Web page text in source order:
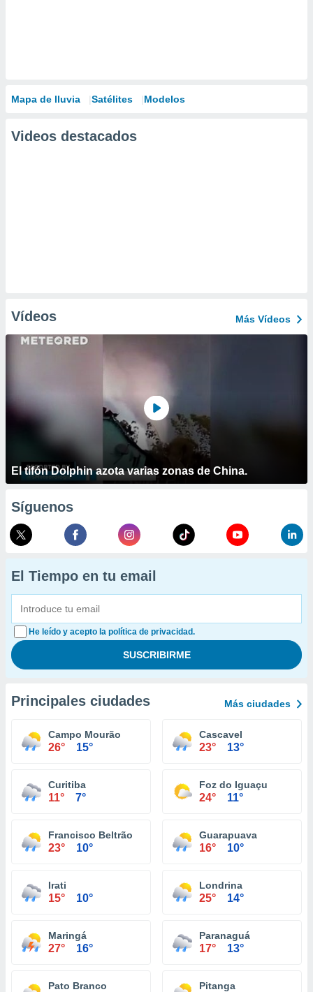
Mapa de lluvia Satélites Modelos
Videos destacados
Vídeos Más Vídeos
El tifón Dolphin azota varias zonas de China.
Síguenos
El Tiempo en tu email
He leído y acepto la política de privacidad.
Principales ciudades Más ciudades
Campo Mourão
26° 15°
Cascavel
23° 13°
Curitiba
11° 7°
Foz do Iguaçu
24° 11°
Francisco Beltrão
23° 10°
Guarapuava
16° 10°
Irati
15° 10°
Londrina
25° 14°
Maringá
27° 16°
Paranaguá
17° 13°
Pato Branco Pitanga